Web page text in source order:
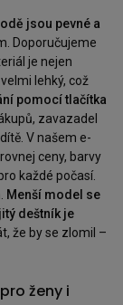
jsou pevné a
Doporučujeme
je nejen
lehký, což
pomocí tlačítka
zavazadel
V našem e-
ceny, barvy
každé počasí.
Menší model se
deštník je
že by se zlomil –
ženy i